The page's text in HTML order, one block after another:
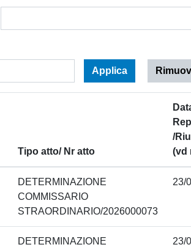
Applica
Tipo atto/ Nr atto
/
(vd
DETERMINAZIONE
COMMISSARIO
STRAORDINARIO/2026000073
23/
DETERMINAZIONE
23/